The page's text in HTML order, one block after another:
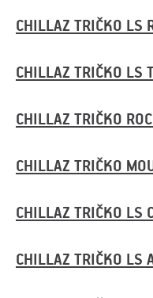
CHILLAZ TRIČKO LS
CHILLAZ TRIČKO LS
CHILLAZ TRIČKO
CHILLAZ TRIČKO
CHILLAZ TRIČKO LS
CHILLAZ TRIČKO LS